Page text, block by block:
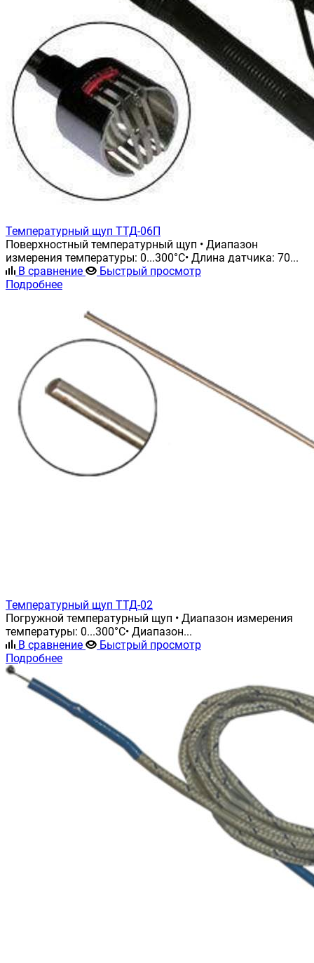
Температурный щуп ТТД-06П
Поверхностный температурный щуп • Диапазон
измерения температуры: 0...300°С• Длина датчика: 70...
В сравнение
Быстрый просмотр
Подробнее
Температурный щуп ТТД-02
Погружной температурный щуп • Диапазон измерения
температуры: 0...300°С• Диапазон...
В сравнение
Быстрый просмотр
Подробнее